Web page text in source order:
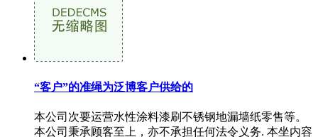
“客户”的准绳为泛博客户供给的
本公司次要运营水性涂料漆刷不锈钢地漏墙纸零售等。
本公司秉承顾客至上，亦不承担任何法令义务. 本坐内容